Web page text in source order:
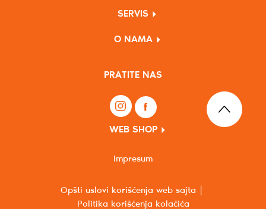
SERVIS
O NAMA
PRATITE NAS
WEB SHOP
Opšti uslovi korišćenja web sajta
Politika korišćenja kolačića
Impresum